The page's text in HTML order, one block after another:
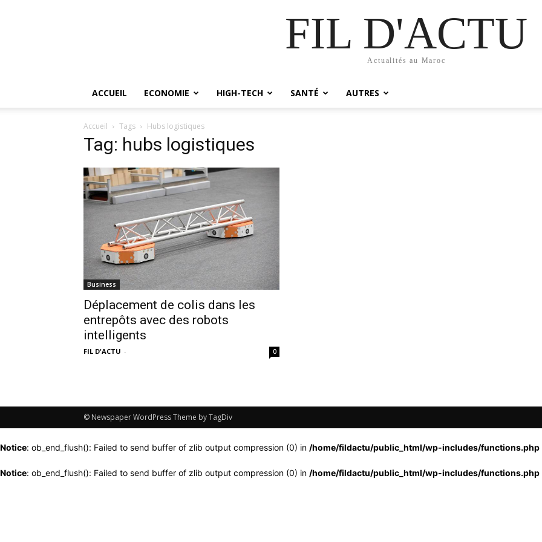
FIL D'ACTU
Actualités au Maroc
ACCUEIL ECONOMIE HIGH-TECH SANTÉ AUTRES
Accueil Tags Hubs logistiques
Tag: hubs logistiques
Business
Déplacement de colis dans les
entrepôts avec des robots
intelligents
FIL D'ACTU - 0
© Newspaper WordPress Theme by TagDiv
Notice: ob_end_flush(): Failed to send buffer of zlib output compression (0) in /home/fildactu/public_html/wp-includes/functions.php
Notice: ob_end_flush(): Failed to send buffer of zlib output compression (0) in /home/fildactu/public_html/wp-includes/functions.php